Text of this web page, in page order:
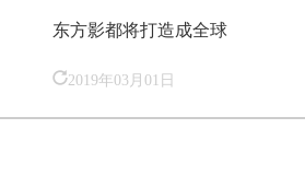
东方影都将打造成全球
2019年03月01日